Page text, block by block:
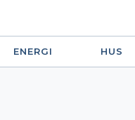
ENERGI HUS